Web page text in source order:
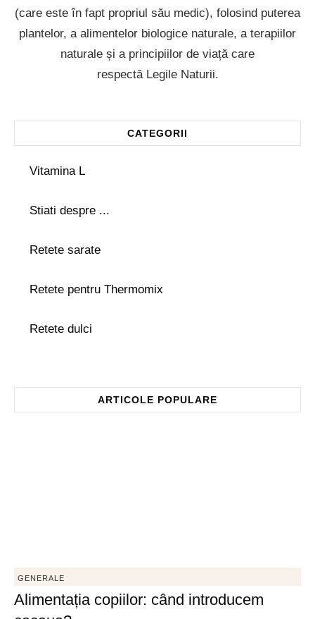
(care este în fapt propriul său medic), folosind puterea
plantelor, a alimentelor biologice naturale, a terapiilor
naturale și a principiilor de viață care
respectă Legile Naturii.
CATEGORII
Vitamina L
Stiati despre ...
Retete sarate
Retete pentru Thermomix
Retete dulci
ARTICOLE POPULARE
GENERALE
Alimentația copiilor: când introducem